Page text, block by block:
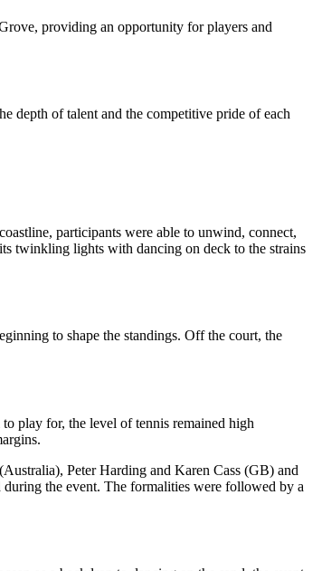
providing an opportunity for players and
depth of talent and the competitive pride of each
participants were able to unwind, connect,
twinkling lights with dancing on deck to the strains
to shape the standings. Off the court, the
play for, the level of tennis remained high
Peter Harding and Karen Cass (GB) and
the event. The formalities were followed by a